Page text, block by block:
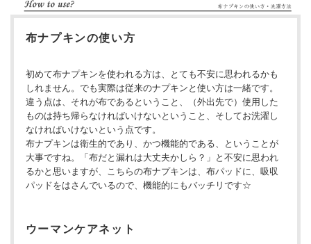
布ナプキンの使い方
初めて布ナプキンを使われる方は、とても不安に思われるかも
しれません。でも実際は従来のナプキンと使い方は一緒です。
違う点は、それが布であるということ、（外出先で）使用した
ものは持ち帰らなければいけないということ、そしてお洗濯し
なければいけないという点です。
布ナプキンは衛生的であり、かつ機能的である、ということが
大事ですね。「布だと漏れは大丈夫かしら？」と不安に思われ
るかと思いますが、こちらの布ナプキンは、布パッドに、吸収
パッドをはさんでいるので、機能的にもバッチリです☆
ウーマンケアネット